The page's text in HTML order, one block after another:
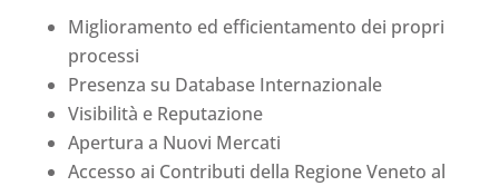
Miglioramento ed efficientamento dei propri
processi
Presenza su Database Internazionale
Visibilità e Reputazione
Apertura a Nuovi Mercati
Accesso ai Contributi della Regione Veneto al